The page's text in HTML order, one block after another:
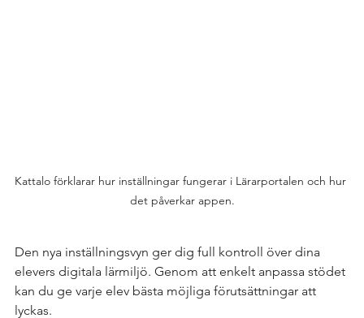
Kattalo förklarar hur inställningar fungerar i Lärarportalen och hur
det påverkar appen.
Den nya inställningsvyn ger dig full kontroll över dina
elevers digitala lärmiljö. Genom att enkelt anpassa stödet
kan du ge varje elev bästa möjliga förutsättningar att
lyckas.